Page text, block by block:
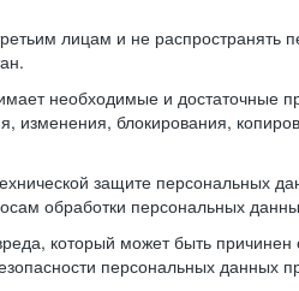
лицам и не распространять
необходимые и достаточные
блокирования,
защите персональных
обработки персональных
который может быть
персональных данных